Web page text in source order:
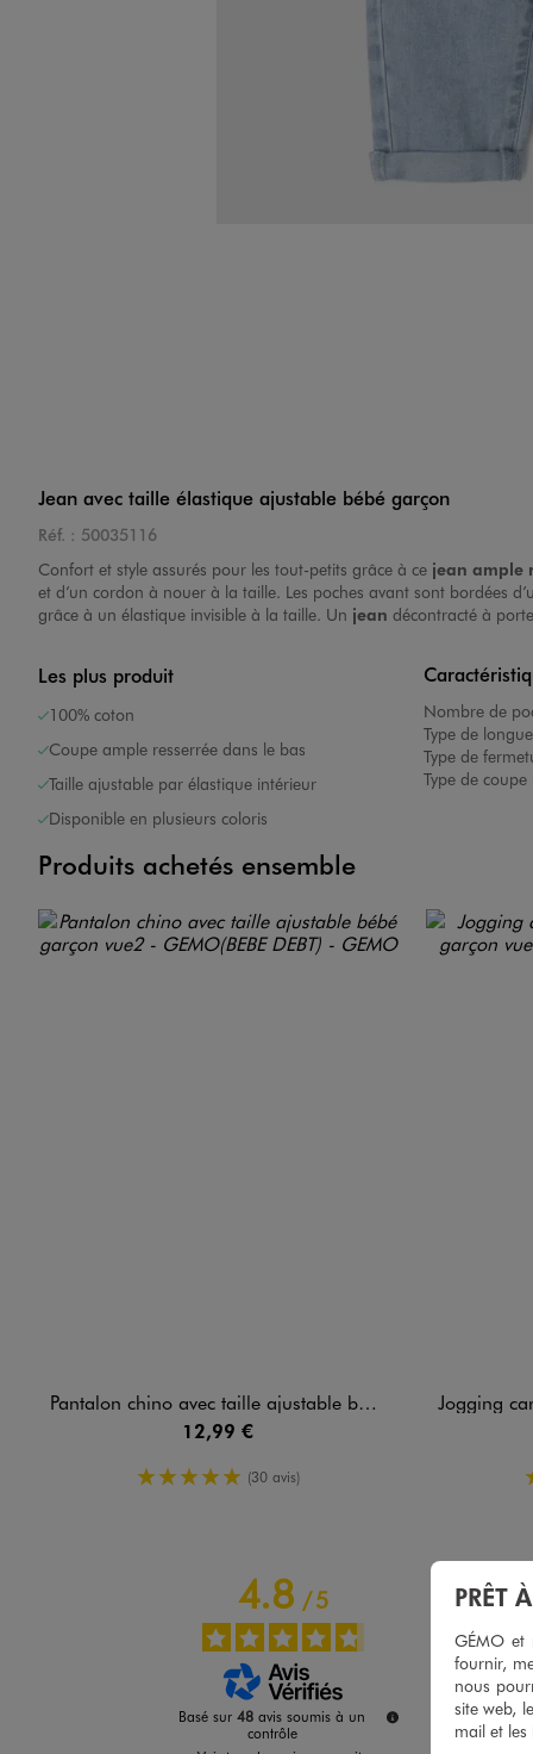
Jean avec taille élastique ajustable bébé garçon
Réf. : 50035116
Confort et style assurés pour les tout-petits grâce à ce jean ample
et d’un cordon à nouer à la taille. Les poches avant sont bordées
grâce à un élastique invisible à la taille. Un jean décontracté à
Les plus produit
100% coton
Coupe ample resserrée dans le bas
Taille ajustable par élastique intérieur
Disponible en plusieurs coloris
Nombre de
Type de
Type de
Type de coupe
Produits achetés ensemble
Pantalon chino avec taille ajustable bébé garçon
12,99 €
5/5 de moyenne
(30 avis)
Jogging
4.8/5
Basé sur48 avis soumis à un
contrôle
PRÊT
GÉMO et
fournir,
nous
site web,
mail et les